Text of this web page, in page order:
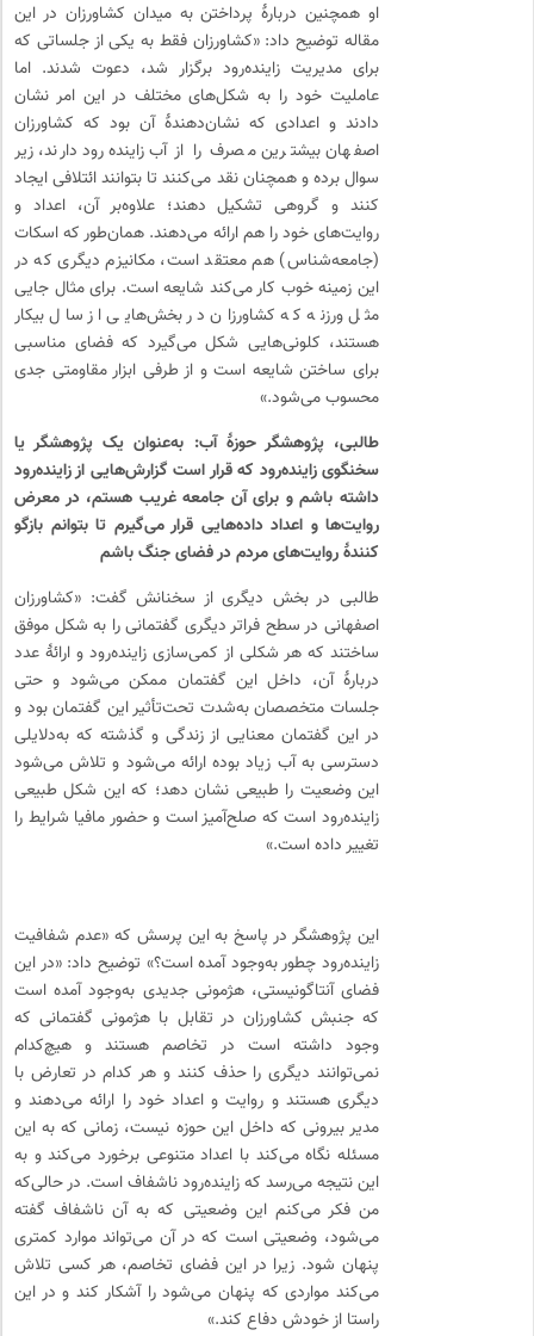
او همچنین دربارهٔ پرداختن به میدان کشاورزان در این
مقاله توضیح داد: «کشاورزان فقط به یکی از جلساتی که
برای مدیریت زاینده‌رود برگزار شد، دعوت شدند. اما
عاملیت خود را به شکل‌های مختلف در این امر نشان
دادند و اعدادی که نشان‌دهندهٔ آن بود که کشاورزان
اصفهان بیشترین مصرف را از آب زاینده‌رود دارند، زیر
سوال برده و همچنان نقد می‌کنند تا بتوانند ائتلافی ایجاد
کنند و گروهی تشکیل دهند؛ علاوه‌بر آن، اعداد و
روایت‌های خود را هم ارائه می‌دهند. همان‌طور که اسکات
(جامعه‌شناس) هم معتقد است، مکانیزم دیگری که در
این زمینه خوب کار می‌کند شایعه است. برای مثال جایی
مثل ورزنه که کشاورزان در بخش‌هایی از سال بیکار
هستند، کلونی‌هایی شکل می‌گیرد که فضای مناسبی
برای ساختن شایعه است و از طرفی ابزار مقاومتی جدی
محسوب می‌شود.»
طالبی، پژوهشگر حوزهٔ آب: به‌عنوان یک پژوهشگر یا
سخنگوی زاینده‌رود که قرار است گزارش‌هایی از زاینده‌رود
داشته باشم و برای آن جامعه غریب هستم، در معرض
روایت‌ها و اعداد داده‌هایی قرار می‌گیرم تا بتوانم بازگو
کنندهٔ روایت‌های مردم در فضای جنگ باشم
طالبی در بخش دیگری از سخنانش گفت: «کشاورزان
اصفهانی در سطح فراتر دیگری گفتمانی را به شکل موفق
ساختند که هر شکلی از کمی‌سازی زاینده‌رود و ارائهٔ عدد
دربارهٔ آن، داخل این گفتمان ممکن می‌شود و حتی
جلسات متخصصان به‌شدت تحت‌تأثیر این گفتمان بود و
در این گفتمان معنایی از زندگی و گذشته که به‌دلایلی
دسترسی به آب زیاد بوده ارائه می‌شود و تلاش می‌شود
این وضعیت را طبیعی نشان دهد؛ که این شکل طبیعی
زاینده‌رود است که صلح‌آمیز است و حضور مافیا شرایط را
تغییر داده است.»
این پژوهشگر در پاسخ به این پرسش که «عدم شفافیت
زاینده‌رود چطور به‌وجود آمده است؟» توضیح داد: «در این
فضای آنتاگونیستی، هژمونی جدیدی به‌وجود آمده است
که جنبش کشاورزان در تقابل با هژمونی گفتمانی که
وجود داشته است در تخاصم هستند و هیچ‌کدام
نمی‌توانند دیگری را حذف کنند و هر کدام در تعارض با
دیگری هستند و روایت و اعداد خود را ارائه می‌دهند و
مدیر بیرونی که داخل این حوزه نیست، زمانی که به این
مسئله نگاه می‌کند با اعداد متنوعی برخورد می‌کند و به
این نتیجه می‌رسد که زاینده‌رود ناشفاف است. در حالی‌که
من فکر می‌کنم این وضعیتی که به آن ناشفاف گفته
می‌شود، وضعیتی است که در آن می‌تواند موارد کمتری
پنهان شود. زیرا در این فضای تخاصم، هر کسی تلاش
می‌کند مواردی که پنهان می‌شود را آشکار کند و در این
راستا از خودش دفاع کند.»